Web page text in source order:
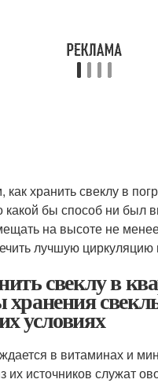
как хранить свеклу в
какой бы способ ни был
на высоте не
лучшую циркуляцию
свеклу в
условиях
в витаминах и
их источников служат